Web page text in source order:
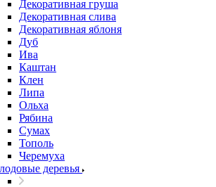
Декоративная груша
Декоративная слива
Декоративная яблоня
Дуб
Ива
Каштан
Клен
Липа
Ольха
Рябина
Сумах
Тополь
Черемуха
деревья